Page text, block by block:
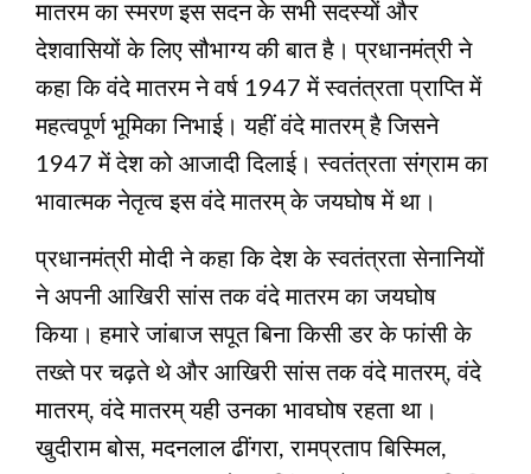
मातरम का स्मरण इस सदन के सभी सदस्यों और
देशवासियों के लिए सौभाग्य की बात है। प्रधानमंत्री ने
कहा कि वंदे मातरम ने वर्ष 1947 में स्वतंत्रता प्राप्ति में
महत्‍वपूर्ण भूमिका निभाई। यहीं वंदे मातरम् है जिसने
1947 में देश को आजादी दिलाई। स्‍वतंत्रता संग्राम का
भावात्‍मक नेतृत्‍व इस वंदे मातरम् के जयघोष में था।
प्रधानमंत्री मोदी ने कहा कि देश के स्‍वतंत्रता सेनानियों
ने अपनी आखिरी सांस तक वंदे मातरम का जयघोष
किया। हमारे जांबाज सपूत बिना किसी डर के फांसी के
तख्‍ते पर चढ़ते थे और आखिरी सांस तक वंदे मातरम्, वंदे
मातरम्, वंदे मातरम् यही उनका भावघोष रहता था।
खुदीराम बोस, मदनलाल ढींगरा, रामप्रताप बिस्मिल,